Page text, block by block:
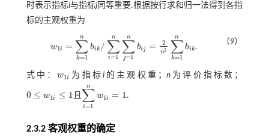
时表示指标i与指标j同等重要.根据按行求和归一法得到各指
标的主观权重为
w1i = ∑
k=1
n
bik / ∑
i=1
n ∑
j=1
n
bi j = 2
n2 ∑
k=1
n
bik
w1i =∑k =1 bik/∑ =1 j= nbij =2n 2∑ =1 bik .
（9）
式中：w1i
w1i 为指标 i的主观权重；n 为评价指标数；
0 ≤ w1i ≤ 1
0≤w 1i≤1 且∑
i=1
n
w1i = 1
∑i= 1 nw1 i=1 .
2.3.2 客观权重的确定